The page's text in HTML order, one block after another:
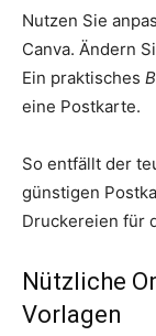
Nutzen Sie
Canva. Ändern
Ein praktisches
eine Postkarte.
So entfällt der
günstigen
Druckereien für
Nützliche
Vorlagen